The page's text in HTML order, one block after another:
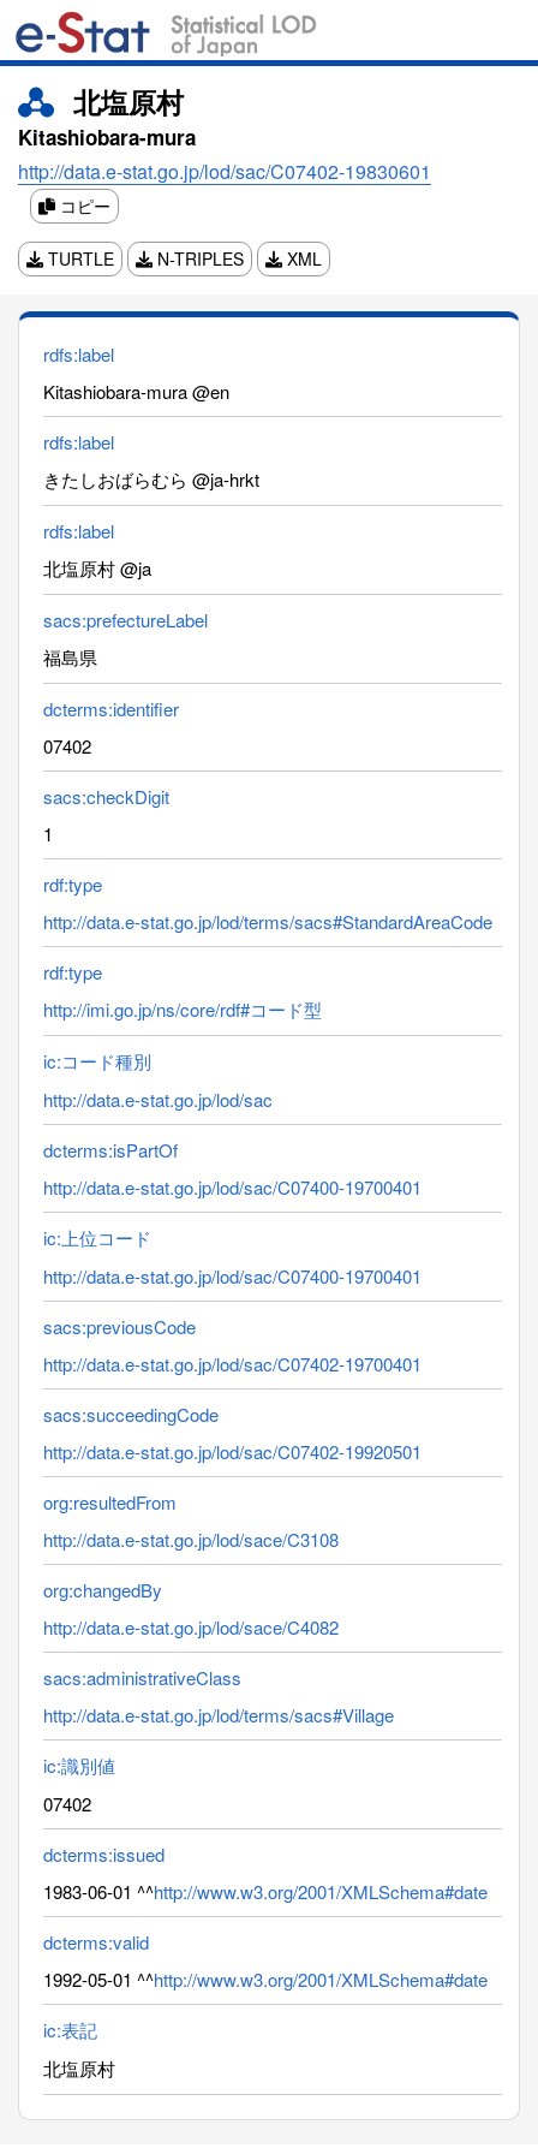
北塩原村
Kitashiobara-mura
http://data.e-stat.go.jp/lod/sac/C07402-19830601
コピー
TURTLE N-TRIPLES XML
rdfs:label
Kitashiobara-mura @en
rdfs:label
きたしおばらむら @ja-hrkt
rdfs:label
北塩原村 @ja
sacs:prefectureLabel
福島県
dcterms:identifier
07402
sacs:checkDigit
1
rdf:type
http://data.e-stat.go.jp/lod/terms/sacs#StandardAreaCode
rdf:type
http://imi.go.jp/ns/core/rdf#コード型
ic:コード種別
http://data.e-stat.go.jp/lod/sac
dcterms:isPartOf
http://data.e-stat.go.jp/lod/sac/C07400-19700401
ic:上位コード
http://data.e-stat.go.jp/lod/sac/C07400-19700401
sacs:previousCode
http://data.e-stat.go.jp/lod/sac/C07402-19700401
sacs:succeedingCode
http://data.e-stat.go.jp/lod/sac/C07402-19920501
org:resultedFrom
http://data.e-stat.go.jp/lod/sace/C3108
org:changedBy
http://data.e-stat.go.jp/lod/sace/C4082
sacs:administrativeClass
http://data.e-stat.go.jp/lod/terms/sacs#Village
ic:識別値
07402
dcterms:issued
1983-06-01 ^^http://www.w3.org/2001/XMLSchema#date
dcterms:valid
1992-05-01 ^^http://www.w3.org/2001/XMLSchema#date
ic:表記
北塩原村